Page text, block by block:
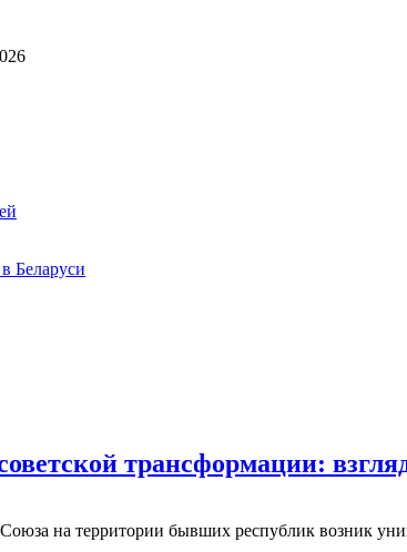
Беларуси
трансформации:
Союза на территории бывших республик возник